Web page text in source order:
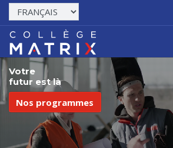
Votre
futur est là
Nos programmes